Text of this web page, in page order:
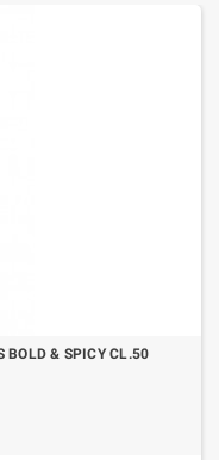
BOLD & SPICY CL.50